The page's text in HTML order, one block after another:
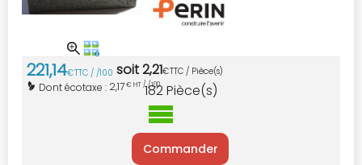
221,14€TTC / /100 soit2,21€TTC / Pièce(s)
Dont écotaxe : 2,17€ HT / /100
182Pièce(s)
Commander